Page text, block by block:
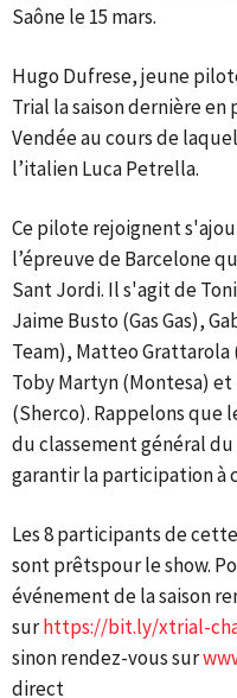
Saône le 15 mars.
Hugo Dufrese, jeune
Trial la saison dernière
Vendée au cours de
l’italien Luca Petrella.
Ce pilote rejoignent
l’épreuve de Barcelone
Sant Jordi. Il s'agit de
Jaime Busto (Gas Gas),
Team), Matteo Grattarola
Toby Martyn (Montesa) et
(Sherco). Rappelons que
du classement général
garantir la participation à
Les 8 participants de
sont prêtspour le show.
événement de la saison
surhttps://bit.ly/xtrial-
sinon rendez-vous sur
direct